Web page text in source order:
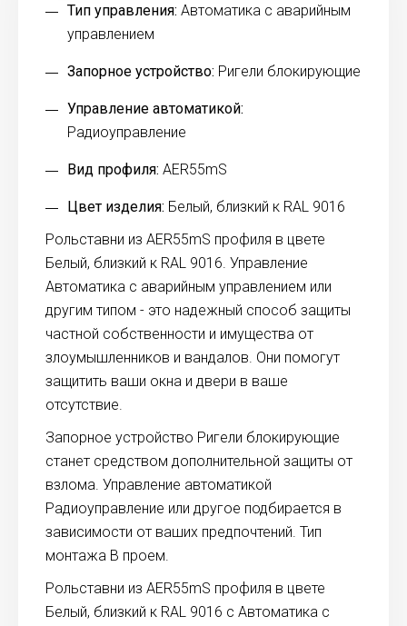
Тип управления: Автоматика с аварийным
управлением
Запорное устройство: Ригели блокирующие
Управление автоматикой:
Радиоуправление
Вид профиля: AER55mS
Цвет изделия: Белый, близкий к RAL 9016
Рольставни из AER55mS профиля в цвете
Белый, близкий к RAL 9016. Управление
Автоматика с аварийным управлением или
другим типом - это надежный способ защиты
частной собственности и имущества от
злоумышленников и вандалов. Они помогут
защитить ваши окна и двери в ваше
отсутствие.
Запорное устройство Ригели блокирующие
станет средством дополнительной защиты от
взлома. Управление автоматикой
Радиоуправление или другое подбирается в
зависимости от ваших предпочтений. Тип
монтажа В проем.
Рольставни из AER55mS профиля в цвете
Белый, близкий к RAL 9016 с Автоматика с